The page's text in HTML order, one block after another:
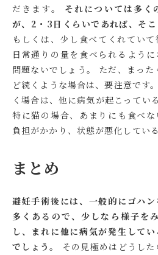
だきます。 それについては多く
が、2・3日くらいであれば、そこ
もしくは、少し食べてくれていて
日常通りの量を食べられるよう
問題ないでしょう。 ただ、まった
ど続くような場合は、要注意です
く場合は、他に病気が起こってい
特に猫の場合、あまりにも食べ
負担がかかり、状態が悪化してい
まとめ
避妊手術後には、一般的にゴハ
多くあるので、少しなら様子を
し、まれに他に病気が発生して
でしょう。
その見極めはどうした